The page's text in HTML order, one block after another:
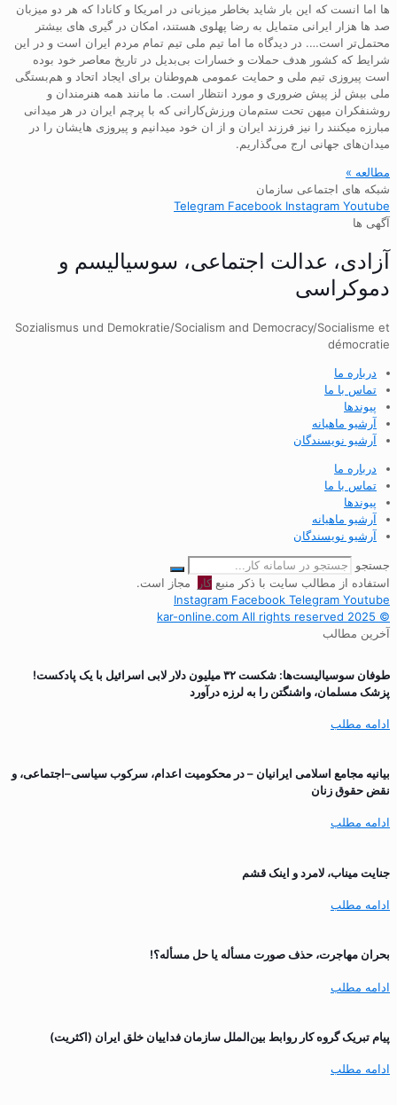
ها اما انست که این بار شاید بخاطر میزبانی در امریکا و کانادا که هر دو میزبان
صد ها هزار ایرانی متمایل به رضا پهلوی هستند، امکان در گیری های بیشتر
محتمل‌تر است…. در دیدگاه ما اما تیم ملی تیم تمام مردم ایران است و در این
شرایط که کشور هدف حملات و خسارات بی‌بدیل در تاریخ معاصر خود بوده
است پیروزی تیم ملی و حمایت عمومی هم‌وطنان برای ایجاد اتحاد و هم‌بستگی
ملی بیش لز پیش ضروری و مورد انتظار است. ما مانند همه هنرمندان و
روشنفکران میهن تحت ستم‌مان ورزش‌کارانی که با پرچم ایران در هر میدانی
مبارزه میکنند را نیز فرزند ایران و از ان خود میدانیم و پیروزی هایشان را در
میدان‌های جهانی ارج می‌گذاریم.
مطالعه »
شبکه های اجتماعی سازمان
Telegram Facebook Instagram Youtube
آگهی ها
آزادی، عدالت اجتماعی، سوسیالیسم و
دموکراسی
Sozialismus und Demokratie/Socialism and Democracy/Socialisme et
démocratie
درباره ما
تماس با ما
پیوندها
آرشیو ماهیانه
آرشیو نویسندگان
درباره ما
تماس با ما
پیوندها
آرشیو ماهیانه
آرشیو نویسندگان
جستجو
استفاده از مطالب سایت با ذکر منبعکار
مجاز است.
Instagram Facebook Telegram Youtube
© 2025 kar-online.com All rights reserved
آخرین مطالب
طوفان سوسیالیست‌ها: شکست ۳۲ میلیون دلار لابی اسرائیل با یک پادکست!
پزشک مسلمان، واشنگتن را به لرزه درآورد
ادامه مطلب
بیانیه مجامع اسلامی ایرانیان – در محکومیت اعدام، سرکوب سیاسی–اجتماعی، و
نقض حقوق زنان
ادامه مطلب
جنایت میناب، لامرد و اینک قشم
ادامه مطلب
بحران مهاجرت‌، حذف صورت مسأله یا حل مسأله؟!
ادامه مطلب
پیام تبریک گروه کار روابط بین‌الملل سازمان فداییان خلق ایران (اکثریت)
ادامه مطلب